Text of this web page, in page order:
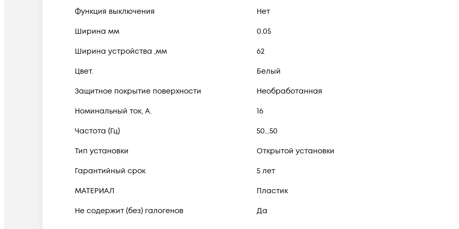
Функция выключения Нет
Ширина мм 0.05
Ширина устройства ,мм 62
Цвет. Белый
Защитное покрытие поверхности Необработанная
Номинальный ток, А. 16
Частота (Гц) 50...50
Тип установки Открытой установки
Гарантийный срок 5 лет
МАТЕРИАЛ Пластик
Не содержит (без) галогенов Да